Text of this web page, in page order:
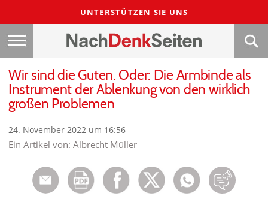
UNTERSTÜTZEN SIE UNS
Wir sind die Guten. Oder: Die Armbinde als
Instrument der Ablenkung von den wirklich
großen Problemen
24. November 2022 um 16:56
Ein Artikel von: Albrecht Müller